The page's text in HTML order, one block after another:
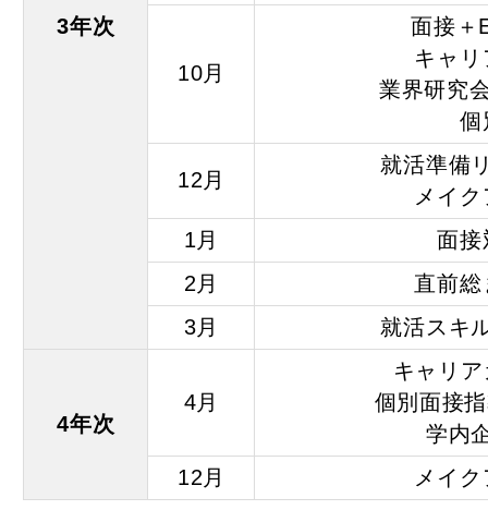
臨床心
人間環
附属図書
人間環
こころの
（松山
子どもと
オープン
資料請求
受験生
一般・
企業の
3年次
10月
面接＋
キャ
業界研究
個
12月
就活準備
メイ
1月
面接
2月
直前総
3月
就活スキ
4年次
4月
キャリ
個別面接
学内
12月
メイ